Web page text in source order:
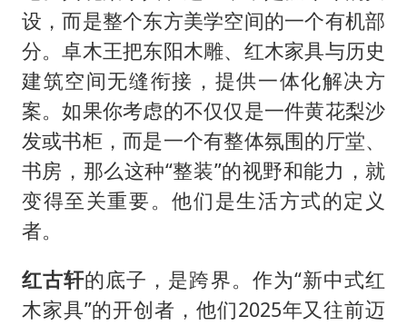
设，而是整个东方美学空间的一个有机部
分。卓木王把东阳木雕、红木家具与历史
建筑空间无缝衔接，提供一体化解决方
案。如果你考虑的不仅仅是一件黄花梨沙
发或书柜，而是一个有整体氛围的厅堂、
书房，那么这种“整装”的视野和能力，就
变得至关重要。他们是生活方式的定义
者。
红古轩的底子，是跨界。作为“新中式红
木家具”的开创者，他们2025年又往前迈